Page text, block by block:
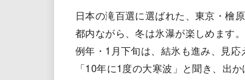
日本の滝百選に選ばれた、東京・檜
都内ながら、冬は氷瀑が楽しめます。
例年・1月下旬は、結氷も進み、見応
「10年に1度の大寒波」と聞き、出か